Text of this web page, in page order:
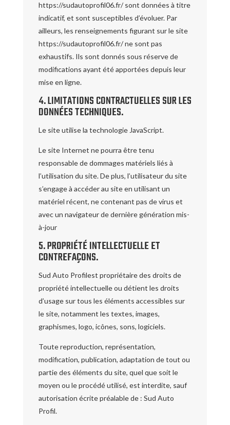
https://sudautoprofil06.fr/ sont données à titre
indicatif, et sont susceptibles d’évoluer. Par
ailleurs, les renseignements figurant sur le site
https://sudautoprofil06.fr/ ne sont pas
exhaustifs. Ils sont donnés sous réserve de
modifications ayant été apportées depuis leur
mise en ligne.
4. LIMITATIONS CONTRACTUELLES SUR LES
DONNÉES TECHNIQUES.
Le site utilise la technologie JavaScript.
Le site Internet ne pourra être tenu
responsable de dommages matériels liés à
l’utilisation du site. De plus, l’utilisateur du site
s’engage à accéder au site en utilisant un
matériel récent, ne contenant pas de virus et
avec un navigateur de dernière génération mis-
à-jour
5. PROPRIÉTÉ INTELLECTUELLE ET
CONTREFAÇONS.
Sud Auto Profilest propriétaire des droits de
propriété intellectuelle ou détient les droits
d’usage sur tous les éléments accessibles sur
le site, notamment les textes, images,
graphismes, logo, icônes, sons, logiciels.
Toute reproduction, représentation,
modification, publication, adaptation de tout ou
partie des éléments du site, quel que soit le
moyen ou le procédé utilisé, est interdite, sauf
autorisation écrite préalable de : Sud Auto
Profil.